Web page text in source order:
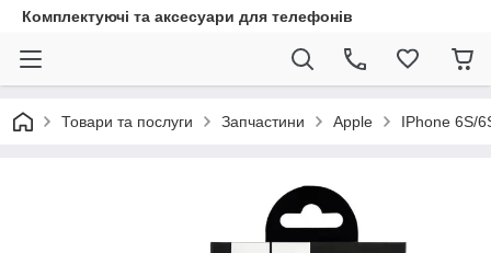
Комплектуючі та аксесуари для телефонів
Товари та послуги Запчастини Apple IPhone 6S/